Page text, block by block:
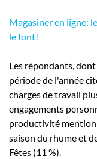
Magasiner en ligne:
le font!
Les répondants,
période de l'année
charges de travail
engagements
productivité
saison du rhume et
Fêtes (11 %).